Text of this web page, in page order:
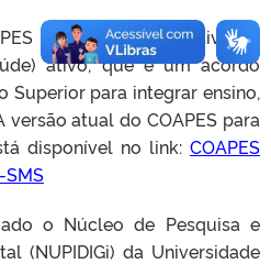
(Contrato Organizativo de
ativo, que éum acordo
Superior para integrar ensino,
versão atual do COAPES para
disponível no link: COAPES
o Núcleo de Pesquisa e
(NUPIDIGi) da Universidade